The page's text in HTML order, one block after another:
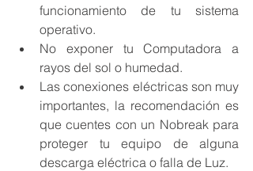
funcionamiento de tu sistema
operativo.
No exponer tu Computadora a
rayos del sol o humedad.
Las conexiones eléctricas son muy
importantes, la recomendación es
que cuentes con un Nobreak para
proteger tu equipo de alguna
descarga eléctrica o falla de Luz.